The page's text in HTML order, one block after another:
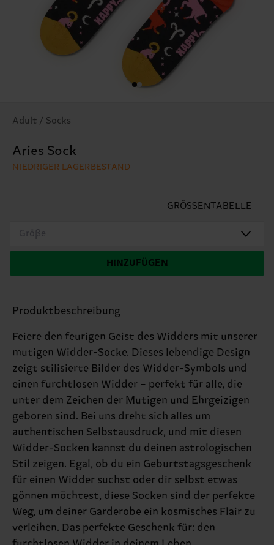
Adult / Socks
Aries Sock
NIEDRIGER LAGERBESTAND
GRÖSSENTABELLE
Größe
HINZUFÜGEN
Produktbeschreibung
Feiere den feurigen Geist des Widders mit unserer
mutigen Widder-Socke. Dieses lebendige Design
zeigt stilisierte Bilder des Widder-Symbols und
einen furchtlosen Widder – perfekt für alle, die
unter dem Zeichen der Mutigen und Ehrgeizigen
geboren sind. Bei uns dreht sich alles um
authentischen Selbstausdruck, und mit diesen
Widder-Socken kannst du deinen astrologischen
Stil zeigen. Egal, ob du ein Geburtstagsgeschenk
für einen Widder suchst oder dir selbst etwas
gönnen möchtest, diese Socken sind der perfekte
Weg, um deiner Garderobe ein kosmisches Flair zu
verleihen. Das perfekte Geschenk für: den